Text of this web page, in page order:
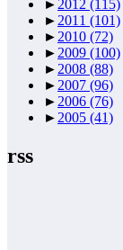
► 2012 (115)
► 2011 (101)
► 2010 (72)
► 2009 (100)
► 2008 (88)
► 2007 (96)
► 2006 (76)
► 2005 (41)
rss